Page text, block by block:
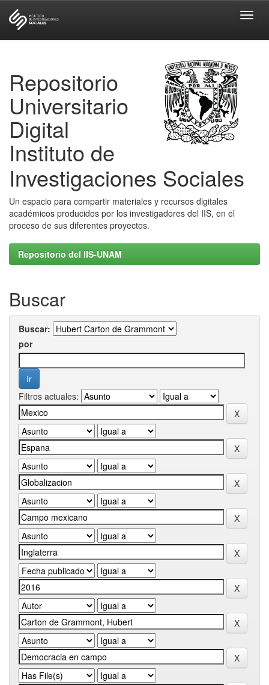
Repositorio
Universitario
Digital
Instituto de
Investigaciones Sociales
Un espacio para compartir materiales y recursos digitales
académicos producidos por los investigadores del IIS, en el
proceso de sus diferentes proyectos.
Repositorio del IIS-UNAM
Buscar
Buscar:
por
Filtros actuales: